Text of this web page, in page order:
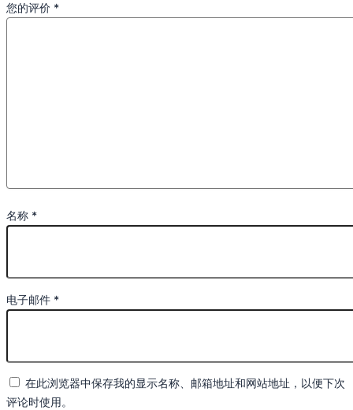
您的评价 *
名称 *
电子邮件 *
在此浏览器中保存我的显示名称、邮箱地址和网站地址，以便下次
评论时使用。